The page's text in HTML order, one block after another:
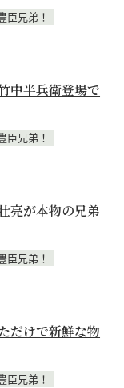
臣兄弟！
中半兵衛登場で
臣兄弟！
亮が本物の兄弟
臣兄弟！
だけで新鮮な物
臣兄弟！